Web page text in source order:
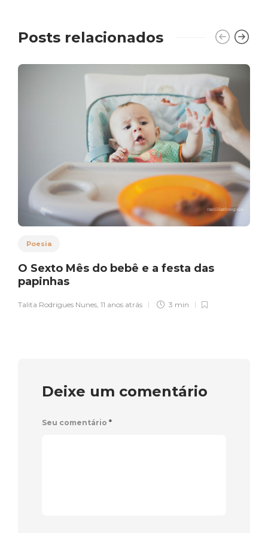
Posts relacionados
Poesia
O Sexto Mês do bebê e a festa das
papinhas
Talita Rodrigues Nunes, 11 anos atrás 3 min
Deixe um comentário
Seu comentário *